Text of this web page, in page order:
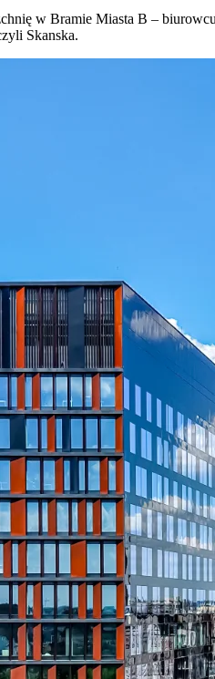
w Bramie Miasta B –
Skanska.